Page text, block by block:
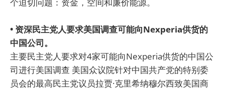
• 资深民主党人要求美国调查可能向Nexperia供货的
中国公司。
主要民主党人要求对4家可能向Nexperia供货的中国公
司进行美国调查 美国众议院针对中国共产党的特别委
员会的最高民主党议员拉贾·克里希纳穆尔西致美国商